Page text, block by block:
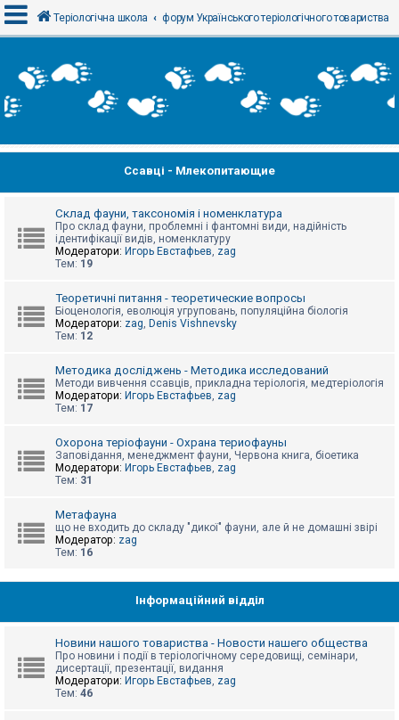
х
і
т
р
а
б
е
д
п
о
е
й
А
и
т
Теріологічна школа форум Українського теріологічного товариства
Ссавці - Млекопитающие
Склад фауни, таксономія і номенклатура
Про склад фауни, проблемні і фантомні види, надійність
ідентифікації видів, номенклатуру
Модератори: Игорь Евстафьев, zag
Тем: 19
Теоретичні питання - теоретические вопросы
Біоценологія, еволюція угруповань, популяційна біологія
Модератори: zag, Denis Vishnevsky
Тем: 12
Методика досліджень - Методика исследований
Методи вивчення ссавців, прикладна теріологія, медтеріологія
Модератори: Игорь Евстафьев, zag
Тем: 17
Охорона теріофауни - Охрана териофауны
Заповідання, менеджмент фауни, Червона книга, біоетика
Модератори: Игорь Евстафьев, zag
Тем: 31
Метафауна
що не входить до складу "дикої" фауни, але й не домашні звірі
Модератор: zag
Тем: 16
Інформаційний відділ
Новини нашого товариства - Новости нашего общества
Про новини і події в теріологічному середовищі, семінари,
дисертації, презентації, видання
Модератори: Игорь Евстафьев, zag
Тем: 46